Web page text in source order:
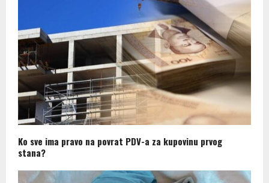
Ko sve ima pravo na povrat PDV-a za kupovinu prvog
stana?